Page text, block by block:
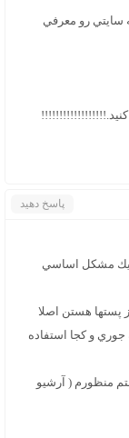
سايتي رو معرفي
پاسخ دهید
يك مشكل اساسي
پستها هستن اصلا
و كجا استفاده
منظورم ( آرشيو